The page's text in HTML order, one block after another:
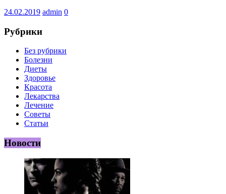
24.02.2019 admin 0
Рубрики
Без рубрики
Болезни
Диеты
Здоровье
Красота
Лекарства
Лечение
Советы
Статьи
Новости